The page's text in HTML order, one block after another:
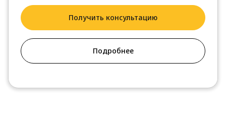
Получить консультацию
Подробнее